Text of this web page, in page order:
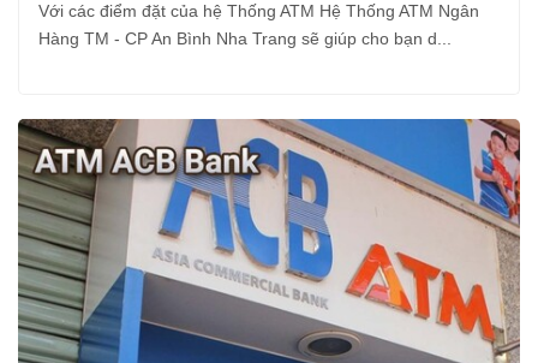
Với các điểm đặt của hệ Thống ATM Hệ Thống ATM Ngân
Hàng TM - CP An Bình Nha Trang sẽ giúp cho bạn d...